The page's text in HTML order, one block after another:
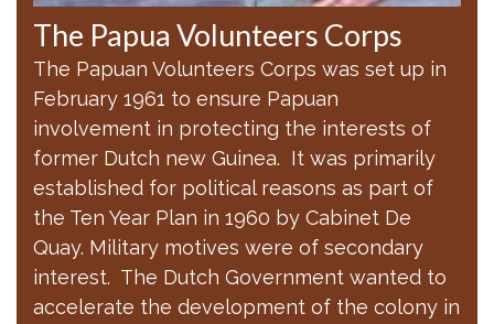
The Papua Volunteers Corps
The Papuan Volunteers Corps was set up in
February 1961 to ensure Papuan
involvement in protecting the interests of
former Dutch new Guinea. It was primarily
established for political reasons as part of
the Ten Year Plan in 1960 by Cabinet De
Quay. Military motives were of secondary
interest. The Dutch Government wanted to
accelerate the development of the colony in